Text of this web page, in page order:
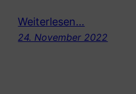
Weiterlesen…
24. November 2022